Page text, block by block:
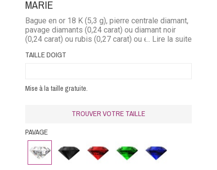
MARIE
Bague en or 18 K (5,3 g), pierre centrale diamant,
pavage diamants (0,24 carat) ou diamant noir
(0,24 carat) ou rubis (0,27 carat) ou émeraude
rose (0,27 carat).
... Lire la suite
TAILLE DOIGT
Mise à la taille gratuite.
TROUVER VOTRE TAILLE
PAVAGE
Diamant
Diamant
noir
Rubis Emeraude
Saphir
bleu